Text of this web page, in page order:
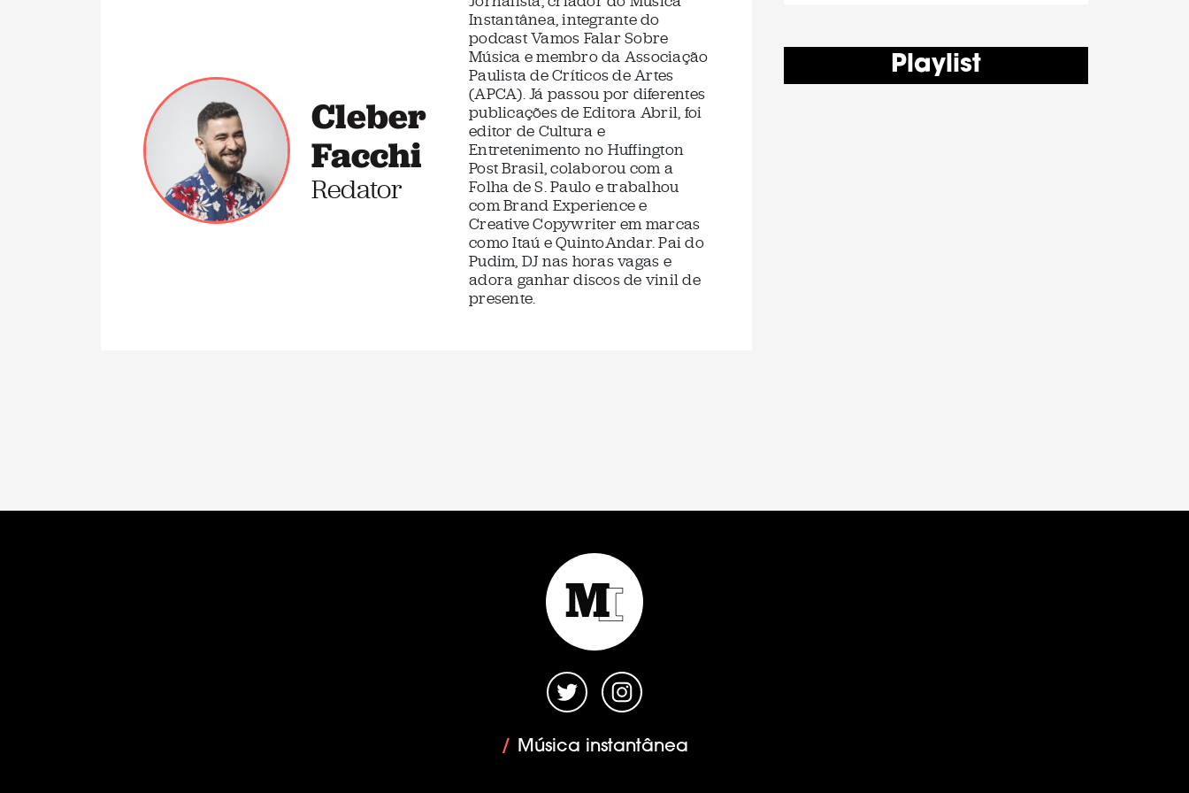
Cleber
Facchi
Redator
Instantânea, integrante do
podcast Vamos Falar Sobre
Música e membro da Associação
Paulista de Críticos de Artes
(APCA). Já passou por diferentes
publicações de Editora Abril, foi
editor de Cultura e
Entretenimento no Huffington
Post Brasil, colaborou com a
Folha de S. Paulo e trabalhou
com Brand Experience e
Creative Copywriter em marcas
como Itaú e QuintoAndar. Pai do
Pudim, DJ nas horas vagas e
adora ganhar discos de vinil de
presente.
Playlist
/ Música instantânea